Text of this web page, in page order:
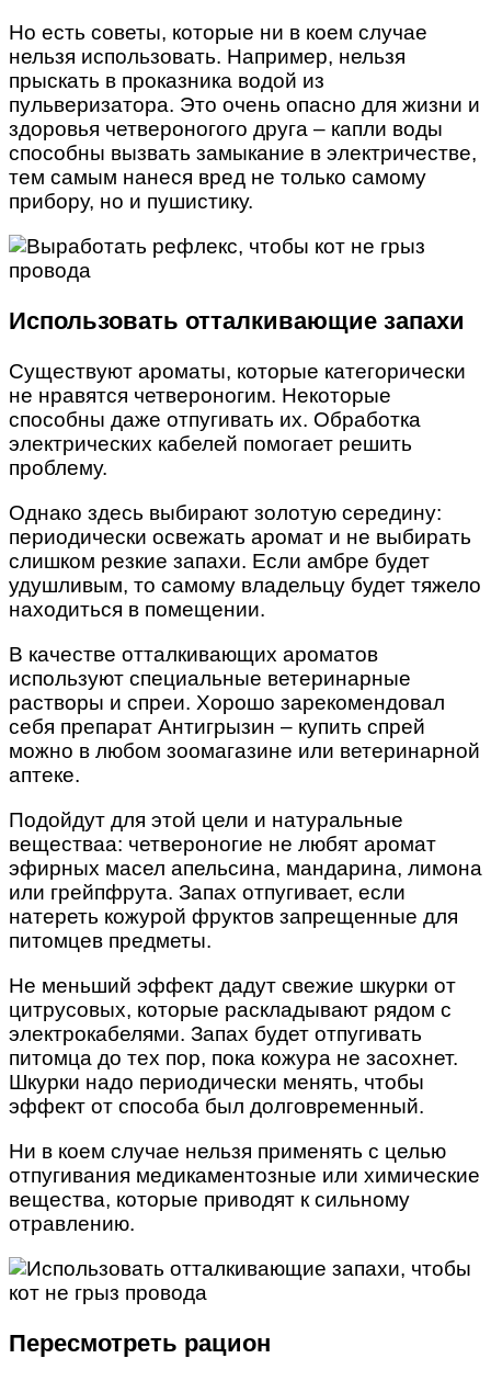
Но есть советы, которые ни в коем случае
нельзя использовать. Например, нельзя
прыскать в проказника водой из
пульверизатора. Это очень опасно для жизни и
здоровья четвероногого друга – капли воды
способны вызвать замыкание в электричестве,
тем самым нанеся вред не только самому
прибору, но и пушистику.
Использовать отталкивающие запахи
Существуют ароматы, которые категорически
не нравятся четвероногим. Некоторые
способны даже отпугивать их. Обработка
электрических кабелей помогает решить
проблему.
Однако здесь выбирают золотую середину:
периодически освежать аромат и не выбирать
слишком резкие запахи. Если амбре будет
удушливым, то самому владельцу будет тяжело
находиться в помещении.
В качестве отталкивающих ароматов
используют специальные ветеринарные
растворы и спреи. Хорошо зарекомендовал
себя препарат Антигрызин – купить спрей
можно в любом зоомагазине или ветеринарной
аптеке.
Подойдут для этой цели и натуральные
веществаа: четвероногие не любят аромат
эфирных масел апельсина, мандарина, лимона
или грейпфрута. Запах отпугивает, если
натереть кожурой фруктов запрещенные для
питомцев предметы.
Не меньший эффект дадут свежие шкурки от
цитрусовых, которые раскладывают рядом с
электрокабелями. Запах будет отпугивать
питомца до тех пор, пока кожура не засохнет.
Шкурки надо периодически менять, чтобы
эффект от способа был долговременный.
Ни в коем случае нельзя применять с целью
отпугивания медикаментозные или химические
вещества, которые приводят к сильному
отравлению.
Пересмотреть рацион